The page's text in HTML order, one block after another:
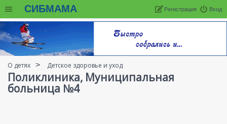
СИБМАМА Вход
Регистрация
О детях Детское здоровье и уход
Поликлиника, Муниципальная
больница №4